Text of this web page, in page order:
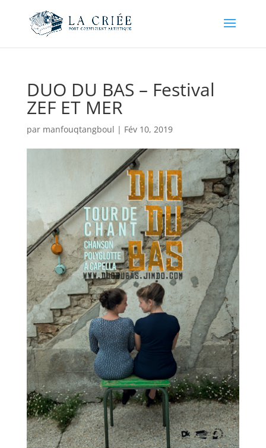
DUO DU BAS – Festival
ZEF ET MER
par manfouqtangboul | Fév 10, 2019